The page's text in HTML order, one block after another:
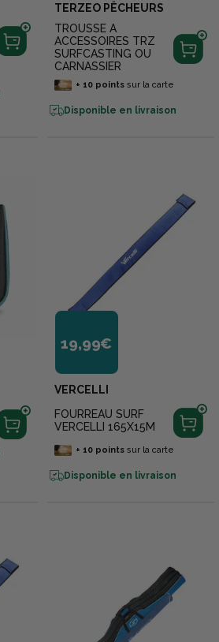
TERZEO PÊCHEURS
TROUSSE A
ACCESSOIRES TRZ
SURFCASTING OU
CARNASSIER
+ 10pointssur la carte
Disponible en livraison
19,99€
VERCELLI
FOURREAU SURF
VERCELLI 165X15M
+ 10pointssur la carte
Disponible en livraison